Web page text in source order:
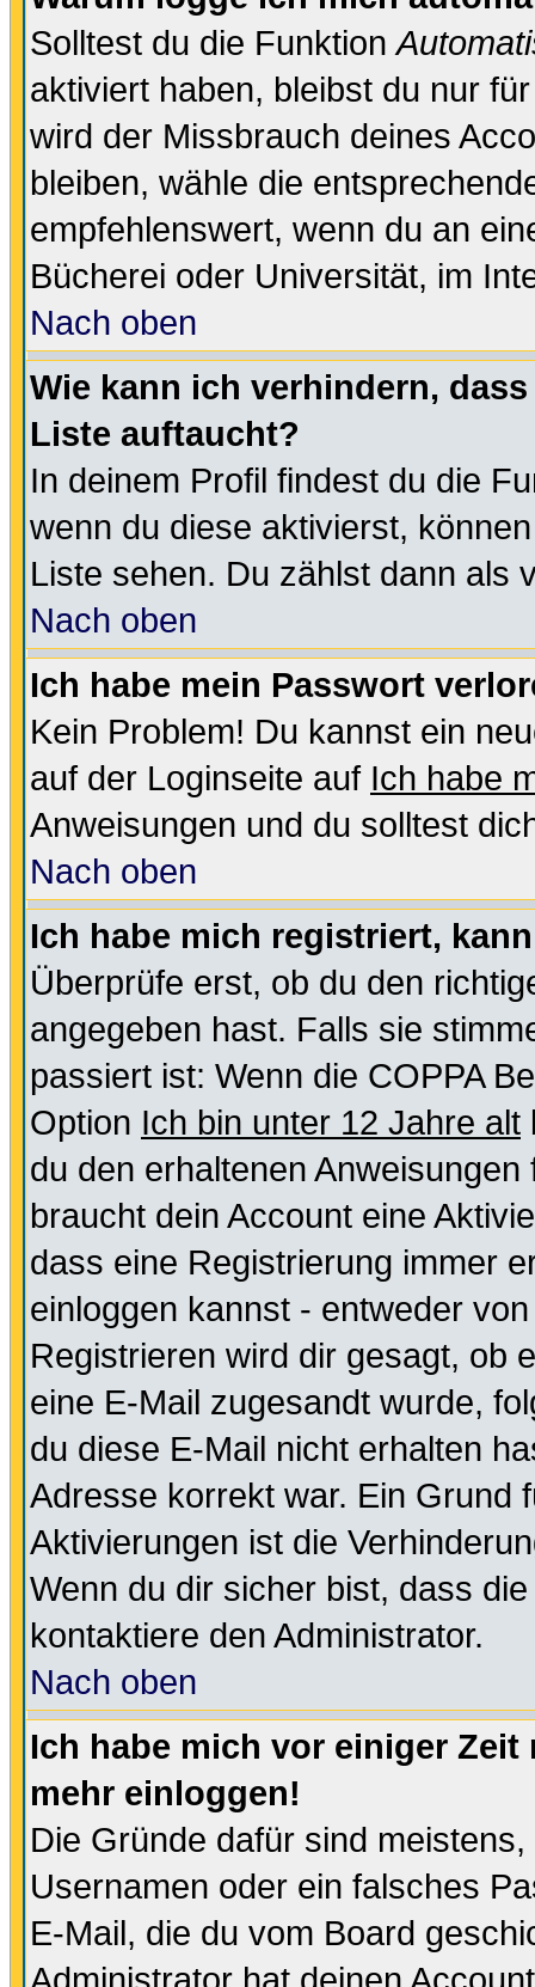
Solltest du die Funktion
aktiviert haben, bleibst du nur
wird der Missbrauch deines
bleiben, wähle die
empfehlenswert, wenn du an
Bücherei oder Universität, im
Nach oben
Wie kann ich verhindern,
Liste auftaucht?
In deinem Profil findest du die
wenn du diese aktivierst,
Liste sehen. Du zählst dann als
Nach oben
Ich habe mein Passwort
Kein Problem! Du kannst ein
auf der Loginseite auf Ich habe
Anweisungen und du solltest
Nach oben
Ich habe mich registriert,
Überprüfe erst, ob du den
angegeben hast. Falls sie
passiert ist: Wenn die COPPA
Option Ich bin unter 12 Jahre alt
du den erhaltenen
braucht dein Account eine
dass eine Registrierung immer
einloggen kannst - entweder
Registrieren wird dir gesagt, ob
eine E-Mail zugesandt wurde,
du diese E-Mail nicht erhalten
Adresse korrekt war. Ein Grund
Aktivierungen ist die
Wenn du dir sicher bist, dass
kontaktiere den Administrator.
Nach oben
Ich habe mich vor einiger
mehr einloggen!
Die Gründe dafür sind
Usernamen oder ein falsches
E-Mail, die du vom Board